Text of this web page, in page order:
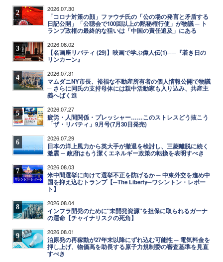
2 2026.07.30
「コロナ対策の顔」ファウチ氏の「公の場の発言と矛盾する
日記公開」「公聴会で100回以上の黙秘権行使」が物議 ─ ト
ランプ政権の最終的な狙いは「中国の責任追及」にある
3 2026.08.02
【名画座リバティ (29)】映画で学ぶ偉人伝(1)──『若き日の
リンカーン』
4 2026.07.31
マムダニNY市長、裕福な不動産所有者の個人情報公開で物議
─ さらに同氏の支持母体には親中活動家も入り込み、共産主
義へばく進
5 2026.07.27
疲労・人間関係・プレッシャー……このストレスどう抜こう
「ザ・リバティ」9月号(7月30日発売)
6 2026.07.29
日本の洋上風力から英大手が撤退を検討し、三菱離脱に続く
激震 ─ 政府はもう潔くエネルギー政策の転換を表明すべき
7 2026.08.03
米中間選挙に向けて選挙不正を防げるか ─ 中東外交を進め中
国を抑え込むトランプ【─The Liberty─ワシントン・レポー
ト】
8 2026.08.04
インフラ開発のために"未開発資源"を担保に取られるガーナ
の運命【チャイナリスクの死角】
9 2026.08.01
泊原発の再稼動が27年末以降にずれ込む可能性 ─ 電気料金を
押し上げ、物価高を助長する原子力規制委の審査基準を見直
すべき